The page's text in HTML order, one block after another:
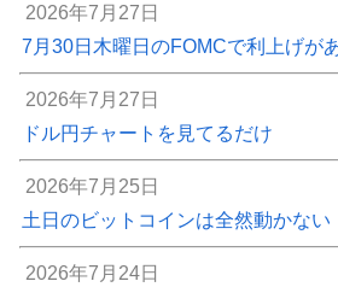
2026年7月27日
7月30日木曜日のFOMCで利上げが
2026年7月27日
ドル円チャートを見てるだけ
2026年7月25日
土日のビットコインは全然動かない
2026年7月24日